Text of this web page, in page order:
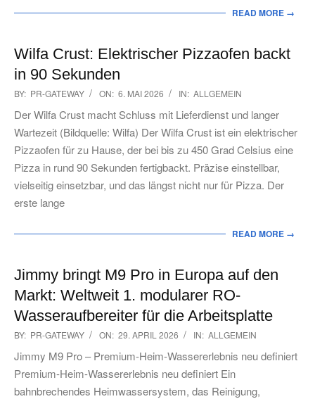
READ MORE →
Wilfa Crust: Elektrischer Pizzaofen backt
in 90 Sekunden
2026-
05-
06
BY: PR-GATEWAY ON: 6. MAI 2026 IN: ALLGEMEIN
Der Wilfa Crust macht Schluss mit Lieferdienst und langer
Wartezeit (Bildquelle: Wilfa) Der Wilfa Crust ist ein elektrischer
Pizzaofen für zu Hause, der bei bis zu 450 Grad Celsius eine
Pizza in rund 90 Sekunden fertigbackt. Präzise einstellbar,
vielseitig einsetzbar, und das längst nicht nur für Pizza. Der
erste lange
READ MORE →
Jimmy bringt M9 Pro in Europa auf den
Markt: Weltweit 1. modularer RO-
Wasseraufbereiter für die Arbeitsplatte
2026-
04-
29
BY: PR-GATEWAY ON: 29. APRIL 2026 IN: ALLGEMEIN
Jimmy M9 Pro – Premium-Heim-Wassererlebnis neu definiert
Premium-Heim-Wassererlebnis neu definiert Ein
bahnbrechendes Heimwassersystem, das Reinigung,